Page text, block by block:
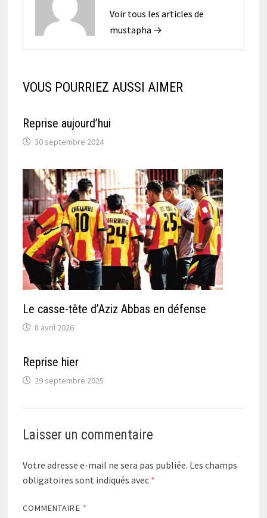
Voir tous les articles de
mustapha →
VOUS POURRIEZ AUSSI AIMER
Reprise aujourd’hui
30 septembre 2024
Le casse-tête d’Aziz Abbas en défense
8 avril 2026
Reprise hier
29 septembre 2025
Laisser un commentaire
Votre adresse e-mail ne sera pas publiée. Les champs
obligatoires sont indiqués avec *
COMMENTAIRE *